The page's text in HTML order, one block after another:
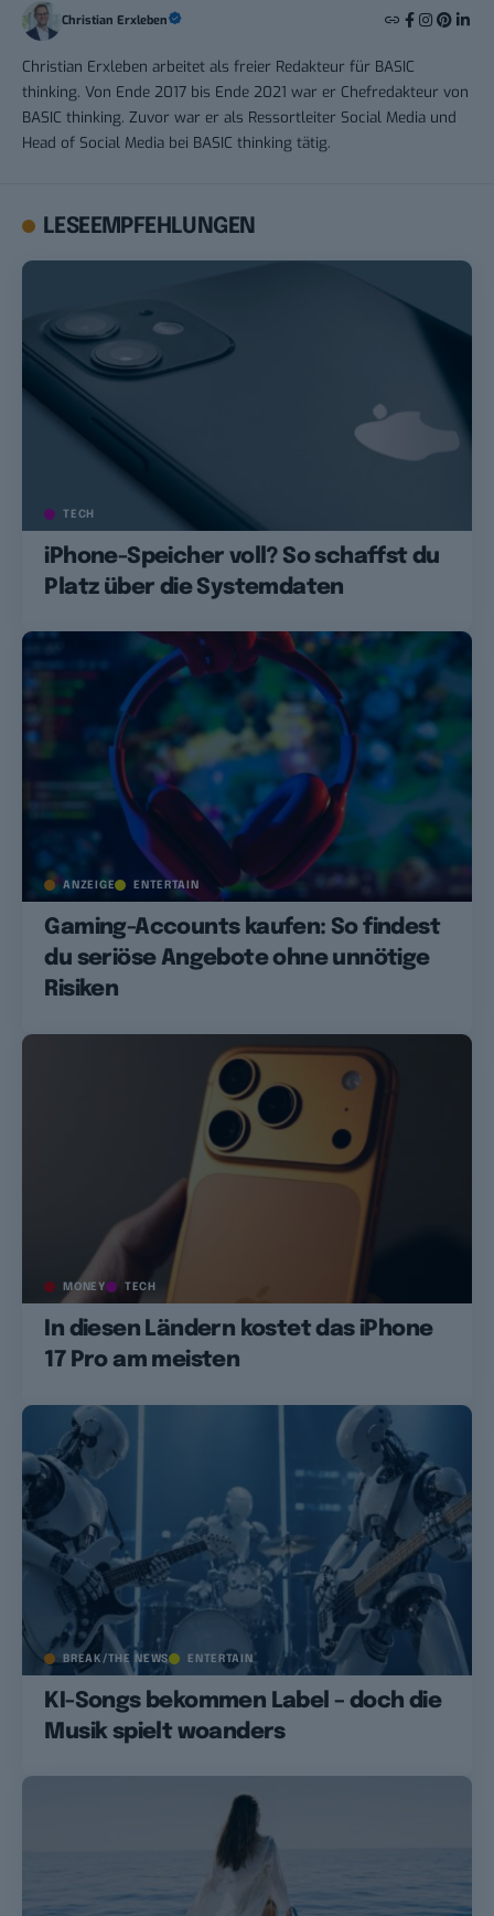
Christian Erxleben
Christian Erxleben arbeitet als freier Redakteur für BASIC
thinking. Von Ende 2017 bis Ende 2021 war er Chefredakteur von
BASIC thinking. Zuvor war er als Ressortleiter Social Media und
Head of Social Media bei BASIC thinking tätig.
LESEEMPFEHLUNGEN
TECH
iPhone-Speicher voll? So schaffst du
Platz über die Systemdaten
ANZEIGE ENTERTAIN
Gaming-Accounts kaufen: So findest
du seriöse Angebote ohne unnötige
Risiken
MONEY TECH
In diesen Ländern kostet das iPhone
17 Pro am meisten
BREAK/THE NEWS ENTERTAIN
KI-Songs bekommen Label – doch die
Musik spielt woanders